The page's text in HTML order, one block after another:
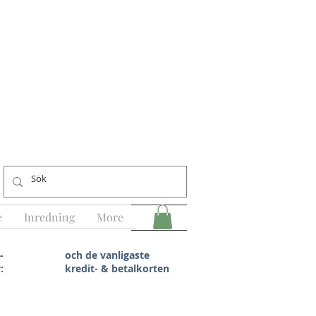
Inredning More
och de vanligaste
kredit- & betalkorten